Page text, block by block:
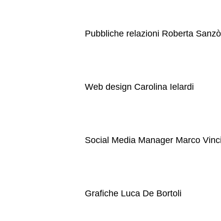
Pubbliche relazioni Roberta Sanzò
Web design Carolina Ielardi
Social Media Manager Marco
Grafiche Luca De Bortoli